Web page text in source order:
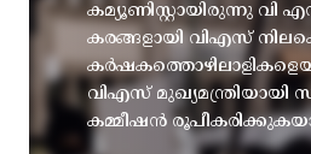
കമ്യൂണിസ്റ്റായിരുന്നു വി
കരങ്ങളായി വിഎസ്
വിഎസ് മുഖ്യമന്ത്രിയായി
കമ്മീഷൻ